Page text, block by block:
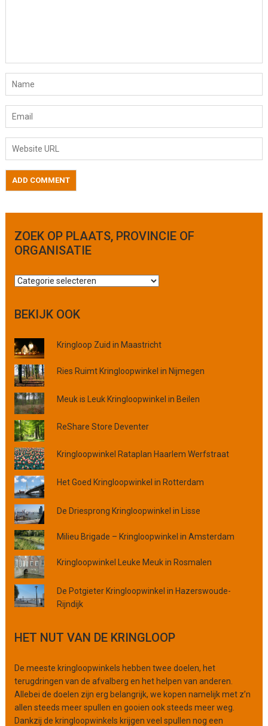
ZOEK OP PLAATS, PROVINCIE OF
ORGANISATIE
Z
e
k
p
p
l
a
a
t
s
,
p
r
o
v
i
n
c
i
e
o
f
o
r
a
i
a
i
BEKIJK OOK
Kringloop Zuid in Maastricht
Ries Ruimt Kringloopwinkel in Nijmegen
Meuk is Leuk Kringloopwinkel in Beilen
ReShare Store Deventer
Kringloopwinkel Rataplan Haarlem Werfstraat
Het Goed Kringloopwinkel in Rotterdam
De Driesprong Kringloopwinkel in Lisse
Milieu Brigade – Kringloopwinkel in Amsterdam
Kringloopwinkel Leuke Meuk in Rosmalen
De Potgieter Kringloopwinkel in Hazerswoude-
Rijndijk
HET NUT VAN DE KRINGLOOP
De meeste kringloopwinkels hebben twee doelen, het
terugdringen van de afvalberg en het helpen van anderen.
Allebei de doelen zijn erg belangrijk, we kopen namelijk met z’n
allen steeds meer spullen en gooien ook steeds meer weg.
Dankzij de kringloopwinkels krijgen veel spullen nog een